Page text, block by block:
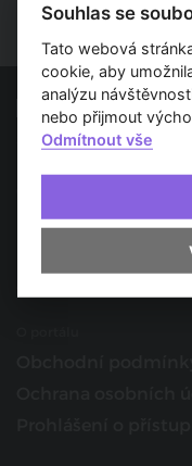
Spojujeme svět architektury
Provozovatel
Souhlas se
Tato webová
cookie, aby
analýzu
nebo přijmout
Odmítnout vše